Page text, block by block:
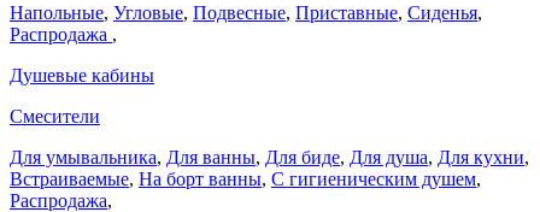
Напольные, Угловые, Подвесные, Приставные, Сиденья,
Распродажа ,
Душевые кабины
Смесители
Для умывальника, Для ванны, Для биде, Для душа, Для кухни,
Встраиваемые, На борт ванны, C гигиеническим душем,
Распродажа,